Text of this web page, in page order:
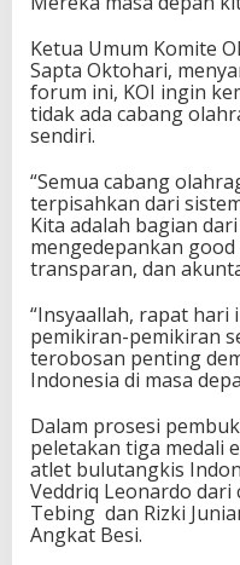
r
i
a
p
a
j
a
n
g
I
t
e
r
n
s
i
o
n
a
Ketua Umum Komite
Sapta Oktohari,
forum ini, KOI ingin
tidak ada cabang
sendiri.
“Semua cabang
terpisahkan dari
Kita adalah bagian
mengedepankan
transparan, dan
“Insyaallah, rapat hari
pemikiran-pemikiran
terobosan penting
Indonesia di masa
Dalam prosesi
peletakan tiga medali
atlet bulutangkis
Veddriq Leonardo
Tebing dan Rizki
Angkat Besi.